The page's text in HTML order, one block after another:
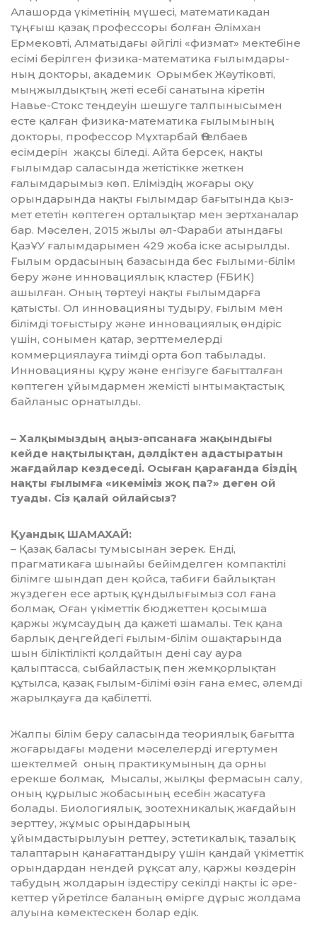
Алашорда үкіметінің мүшесі, математикадан
тұңғыш қазақ профессоры болған Әлімхан
Ермековті, Алматы­дағы әйгілі «физмат» мектебіне
есімі берілген физика-математика ғылымдары­
ның докторы, академик Орымбек Жәуті­к­овті,
мыңжылдықтың жеті есебі санатына кіретін
Навье-Стокс теңдеуін шешуге талпынысымен
есте қалған физика-мате­матика ғылымының
докторы, профессор Мұхтарбай Өтелбаев
есімдерін жақсы біледі. Айта берсек, нақты
ғылымдар саласында жетістікке жеткен
ғалымдары­мыз көп. Еліміздің жоғары оқу
орындарында нақты ғылымдар бағытында қыз­
мет ететін көптеген орталықтар мен зерт­­ханалар
бар. Мәселен, 2015 жылы әл-Фараби атындағы
ҚазҰУ ғалымдарымен 429 жоба іске асырылды.
Ғылым ордасы­ның базасында бес ғылыми-білім
беру және инновациялық кластер (ҒБИК)
ашылған. Оның төртеуі нақты ғылымдар­ға
қатысты. Ол инновацияны тудыру, ғы­лым мен
білімді тоғыстыру және инно­ва­циялық өндіріс
үшін, сонымен қатар, зерттемелерді
коммерциялауға тиімді ор­та боп табылады.
Инновацияны құру жә­не енгізуге бағытталған
көптеген ұйым­дармен жемісті ынтымақтастық
байланыс орнатылды.
– Халқымыздың аңыз-әпсанаға жақын­дығы
кейде нақтылықтан, дәлдіктен адас­ты­ратын
жағдайлар кездеседі. Осыған қара­ғанда біздің
нақты ғылымға «икеміміз жоқ па?» деген ой
туады. Сіз қалай ойлайсыз?
Қуандық ШАМАХАЙ:
– Қазақ баласы тумысынан зерек. Енді,
прагматикаға шынайы бейімделген компактілі
білімге шындап ден қойса, табиғи байлықтан
жүздеген есе артық құндылығымыз сол ғана
болмақ. Оған үкіметтік бюджеттен қосымша
қаржы жұмсаудың да қажеті шамалы. Тек қана
барлық деңгейдегі ғылым-білім ошақта­рын­да
шын біліктілікті қолдайтын дені сау аура
қалыптасса, сыбайластық пен жемқорлықтан
құтылса, қазақ ғылым-білімі өзін ғана емес, әлемді
жарылқауға да қабілетті.
Жалпы білім беру саласында теория­лық бағытта
жоғарыдағы мәдени мәсе­ле­лерді игертумен
шектелмей оның прак­ти­кумының да орны
ерекше болмақ. Мы­салы, жылқы фермасын салу,
оның құ­рылыс жобасының есебін жасатуға
болады. Биологиялық, зоотехникалық жағдайын
зерттеу, жұмыс орындарының
ұйымдастырылуын реттеу, эстетикалық, тазалық
талаптарын қанағаттандыру үшін қандай үкіметтік
орындардан нендей рұқсат алу, қаржы көздерін
табудың жолдарын іздестіру секілді нақты іс әре­
кеттер үйретілсе баланың өмірге дұрыс жолдама
алуына көмектескен болар едік.